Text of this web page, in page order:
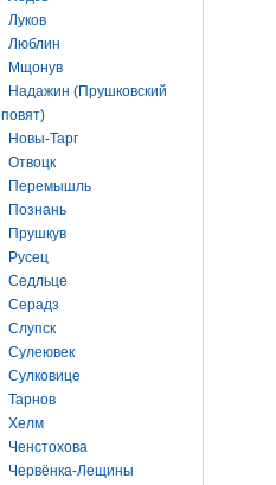
Луков
Люблин
Мщонув
Надажин (Прушковский
повят)
Новы-Тарг
Отвоцк
Перемышль
Познань
Прушкув
Русец
Седльце
Серадз
Слупск
Сулеювек
Сулковице
Тарнов
Хелм
Ченстохова
Червёнка-Лещины